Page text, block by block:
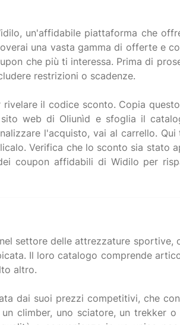
un'affidabile piattaforma che
una vasta gamma di offerte e
che più ti interessa. Prima di
restrizioni o scadenze.
il codice sconto. Copia
sito web di Oliunìd e sfoglia il
l'acquisto, vai al carrello.
Verifica che lo sconto sia stato
coupon affidabili di Widilo per
settore delle attrezzature
Il loro catalogo comprende
altro.
dai suoi prezzi competitivi, che
climber, uno sciatore, un trekker